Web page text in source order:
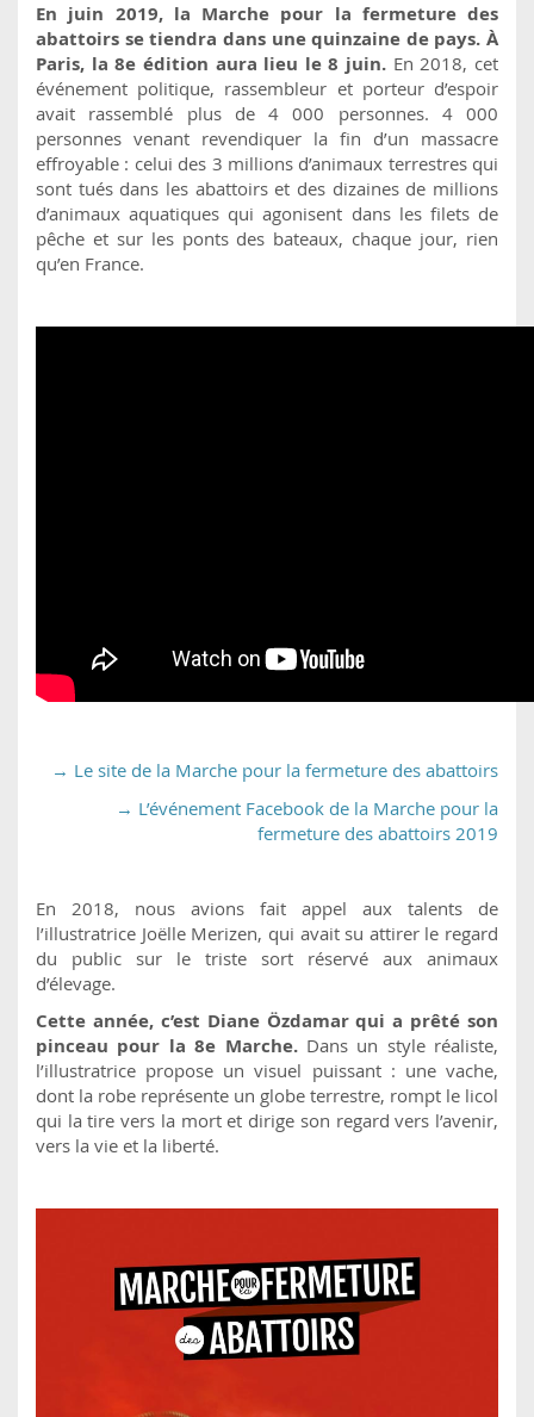
En juin 2019, la Marche pour la fermeture des
abattoirs se tiendra dans une quinzaine de pays. À
Paris, la 8e édition aura lieu le 8 juin. En 2018, cet
événement politique, rassembleur et porteur d’espoir
avait rassemblé plus de 4 000 personnes. 4 000
personnes venant revendiquer la fin d’un massacre
effroyable : celui des 3 millions d’animaux terrestres qui
sont tués dans les abattoirs et des dizaines de millions
d’animaux aquatiques qui agonisent dans les filets de
pêche et sur les ponts des bateaux, chaque jour, rien
qu’en France.
→ Le site de la Marche pour la fermeture des abattoirs
→ L’événement Facebook de la Marche pour la
fermeture des abattoirs 2019
En 2018, nous avions fait appel aux talents de
l’illustratrice Joëlle Merizen, qui avait su attirer le regard
du public sur le triste sort réservé aux animaux
d’élevage.
Cette année, c’est Diane Özdamar qui a prêté son
pinceau pour la 8e Marche. Dans un style réaliste,
l’illustratrice propose un visuel puissant : une vache,
dont la robe représente un globe terrestre, rompt le licol
qui la tire vers la mort et dirige son regard vers l’avenir,
vers la vie et la liberté.